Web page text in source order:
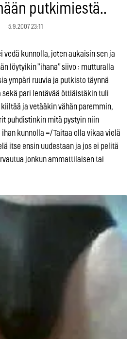
putkimiestä..
5.9.2007 23:11
vedä kunnolla, joten aukaisin sen ja
löytyikin ”ihana” siivo : mutturalla
ympäri ruuvia ja putkisto täynnä
sekä pari lentävää öttiäistäkin tuli
ja vetääkin vähän paremmin,
puhdistinkin mitä pystyin niin
kunnolla =/ Taitaa olla vikaa vielä
itse ensin uudestaan ja jos ei pelitä
jonkun ammattilaisen tai